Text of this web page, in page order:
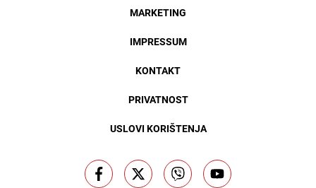
MARKETING
IMPRESSUM
KONTAKT
PRIVATNOST
USLOVI KORIŠTENJA